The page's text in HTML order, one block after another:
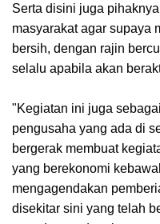
Serta disini juga
masyarakat agar supaya
bersih, dengan rajin
selalu apabila akan
"Kegiatan ini juga
pengusaha yang ada di
bergerak membuat
yang berekonomi
mengagendakan
disekitar sini yang telah